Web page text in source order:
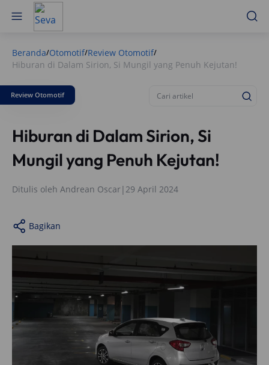
Beranda/Otomotif/Review Otomotif/
Hiburan di Dalam Sirion, Si Mungil yang Penuh Kejutan!
Review Otomotif
Hiburan di Dalam Sirion, Si
Mungil yang Penuh Kejutan!
Ditulis oleh Andrean Oscar| 29 April 2024
Bagikan